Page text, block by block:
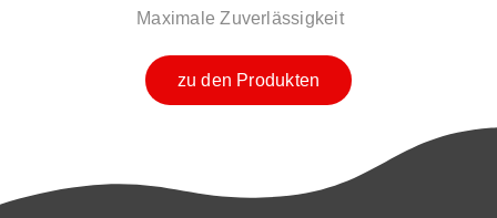
Maximale Zuverlässigkeit
zu den Produkten